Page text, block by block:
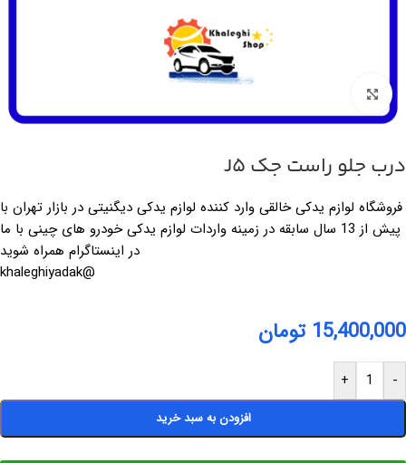
درب جلو راست جک J5
فروشگاه لوازم یدکی خالقی وارد کننده لوازم یدکی دیگنیتی در بازار تهران با
پیش از 13 سال سابقه در زمینه واردات لوازم یدکی خودرو های چینی با ما
در اینستاگرام همراه شوید
@khaleghiyadak
15,400,000 تومان
-
+
افزودن به سبد خرید